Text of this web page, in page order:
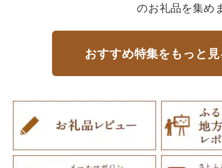
のお礼品を集め
おすすめ特集をもっと